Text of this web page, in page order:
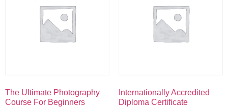
The Ultimate Photography
Course For Beginners
Internationally Accredited
Diploma Certificate